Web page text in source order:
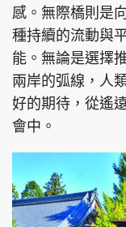
感。無際橋則是
種持續的流動與
能。無論是選擇
兩岸的弧線，人
好的期待，從遙
會中。